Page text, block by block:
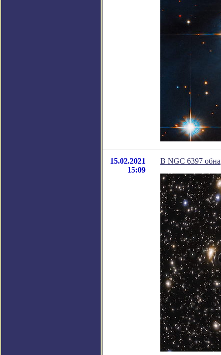
15.02.2021
15:09
В NGC 6397